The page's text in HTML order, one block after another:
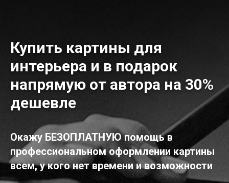
Купить картины для
интерьера и в подарок
напрямую от автора на 30%
дешевле
Окажу БЕЗОПЛАТНУЮ помощь в
профессиональном оформлении картины
всем, у кого нет времени и возможности